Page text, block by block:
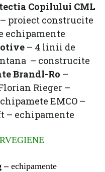
Copilului CML
– proiect construcite
echipamente
– 4 linii de
– construcite
Brandl-Ro –
Rieger –
EMCO –
– echipamente
– echipamente